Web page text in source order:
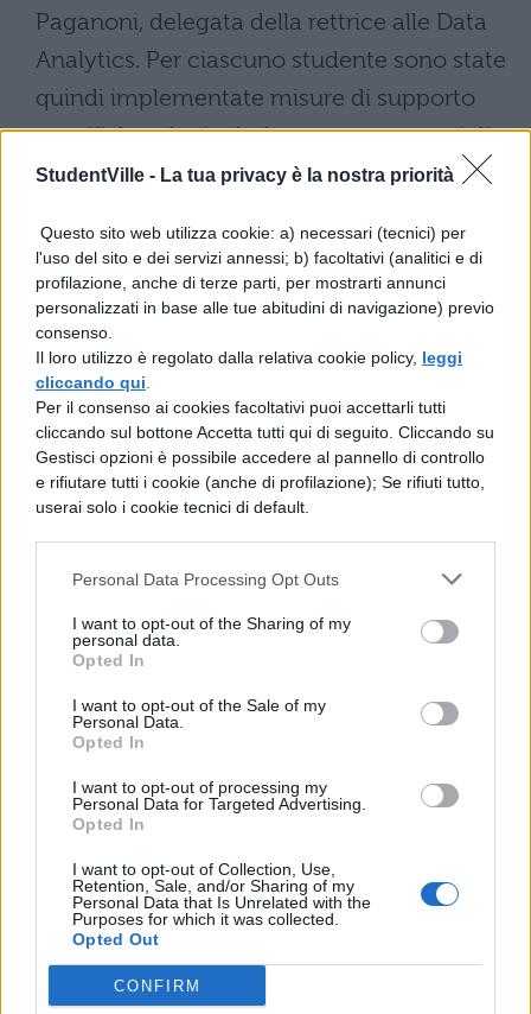
StudentVille - La tua privacy è la nostra priorità
Questo sito web utilizza cookie: a) necessari (tecnici) per
l'uso del sito e dei servizi annessi; b) facoltativi (analitici e di
profilazione, anche di terze parti, per mostrarti annunci
personalizzati in base alle tue abitudini di navigazione) previo
consenso.
Il loro utilizzo è regolato dalla relativa cookie policy, leggi
cliccando qui
Per il consenso ai cookies facoltativi puoi accettarli tutti
cliccando sul bottone Accetta tutti qui di seguito. Cliccando su
Gestisci opzioni è possibile accedere al pannello di controllo
e rifiutare tutti i cookie (anche di profilazione); Se rifiuti tutto,
userai solo i cookie tecnici di default.
Personal Data Processing Opt Outs
I want to opt-out of the Sharing of my
personal data.
Opted In
I want to opt-out of the Sale of my
Personal Data.
Opted In
I want to opt-out of processing my
Personal Data for Targeted Advertising.
Opted In
I want to opt-out of Collection, Use,
Retention, Sale, and/or Sharing of my
Personal Data that Is Unrelated with the
Purposes for which it was collected.
Opted Out
CONFIRM
Paganoni, delegata della rettrice alle Data
Analytics. Per ciascuno studente sono state
quindi implementate misure di supporto
specifiche, che includevano programmi di
tutoraggio personalizzato e assistenza
I risultati dell’iniziativa non hanno tardato a
manifestarsi e sono stati particolarmente
significativi. Negli ultimi tre anni, il
Politecnico ha registrato un
impressionante dimezzamento del
tasso di abbandono, che è passato dal
20% a solo il 10%. Stefano Ronchi,
sottolineato l’importanza strategica di
laureati e ridurre l’abbandono universitario
del nostro Paese”.
Impatto e prospettive future
rappresenta uncaso emblematico di
come l’intelligenza artificiale possa
trasformare concretamente il sistema
educativo universitario italiano. Il